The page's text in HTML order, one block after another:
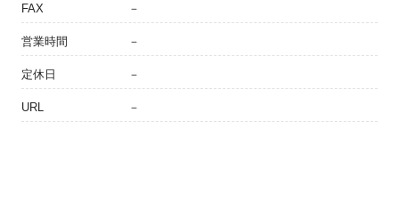
FAX －
営業時間 －
定休日 －
URL －